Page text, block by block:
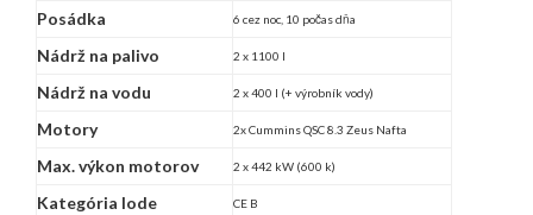
Posádka 6 cez noc, 10 počas dňa
Nádrž na palivo 2 x 1100 l
Nádrž na vodu 2 x 400 l (+ výrobník vody)
Motory 2x Cummins QSC 8.3 Zeus Nafta
Max. výkon motorov 2 x 442 kW (600 k)
Kategória lode CE B